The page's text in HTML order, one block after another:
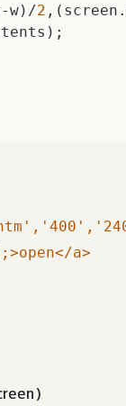
w)/2
a>
）